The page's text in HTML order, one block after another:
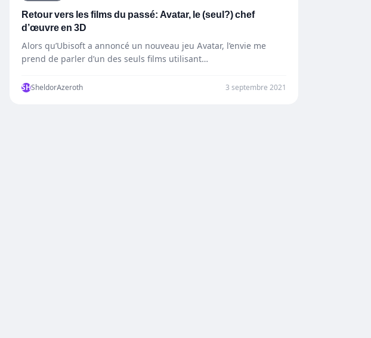
Retour vers les films du passé: Avatar, le (seul?) chef
d’œuvre en 3D
Alors qu’Ubisoft a annoncé un nouveau jeu Avatar, l’envie me
prend de parler d’un des seuls films utilisant…
SHSheldorAzeroth 3 septembre 2021